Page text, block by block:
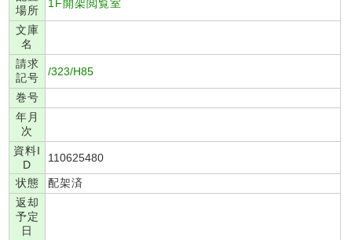
場所
1F開架閲覧室
文庫
名
請求
記号
/323/H85
巻号
年月
次
資料I
D
110625480
状態
配架済
返却
予定
日